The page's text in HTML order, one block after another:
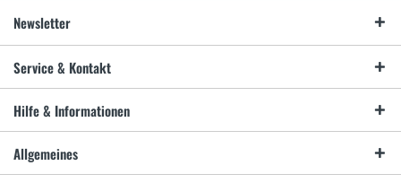
Newsletter
Service & Kontakt
Hilfe & Informationen
Allgemeines